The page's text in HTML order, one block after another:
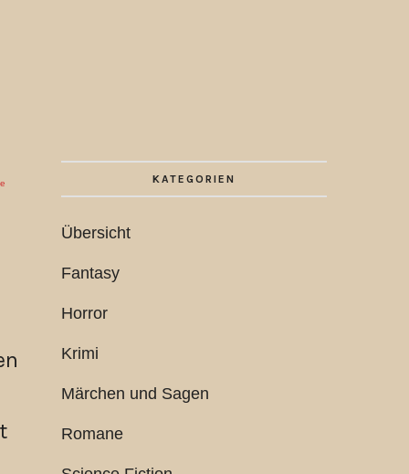
KATEGORIEN
Übersicht
Fantasy
Horror
Krimi
Märchen und Sagen
Romane